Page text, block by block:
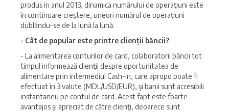
produs în anul 2013, dinamica numărului de operaţiuni este
în continuare creştere, uneori numărul de operaţiuni
dublându-se de la lună la lună.
- Cât de popular este printre clienții băncii?
- La alimentarea conturilor de card, colaboratorii băncii tot
timpul informează clienţii despre oportunitatea de
alimentare prin intermediul Cash-in, care apropo poate fi
efectuat în 3 valute (MDL/USD/EUR), şi banii sunt accesibili
instantaneu pe contul de card. Acest fapt este foarte
avantajos şi apreciat de către clienţi, deoarece sunt